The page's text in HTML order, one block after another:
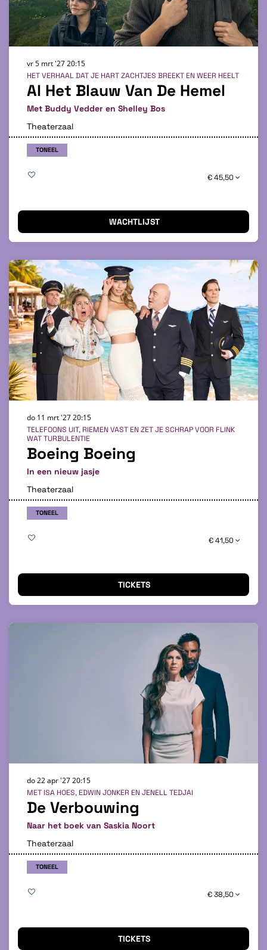
Al Het Blauw Van De Hemel
Met Buddy Vedder en Shelley Bos
HET VERHAAL DAT JE HART ZACHTJES BREEKT EN WEER HEELT
vr 5 mrt '2720:15
Theaterzaal
TONEEL
€ 45,50
WACHTLIJST
Boeing Boeing
In een nieuw jasje
TELEFOONS UIT, RIEMEN VAST EN ZET JE SCHRAP VOOR FLINK
WAT TURBULENTIE
do 11 mrt '2720:15
Theaterzaal
TONEEL
€ 41,50
TICKETS
De Verbouwing
Naar het boek van Saskia Noort
MET ISA HOES, EDWIN JONKER EN JENELL TEDJAI
do 22 apr '2720:15
Theaterzaal
TONEEL
€ 38,50
TICKETS